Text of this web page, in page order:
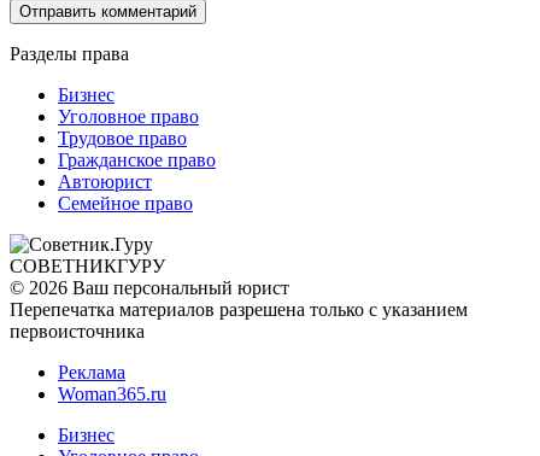
Разделы права
Бизнес
Уголовное право
Трудовое право
Гражданское право
Автоюрист
Семейное право
СОВЕТНИКГУРУ
© 2026 Ваш персональный юрист
Перепечатка материалов разрешена только с указанием
первоисточника
Реклама
Woman365.ru
Бизнес